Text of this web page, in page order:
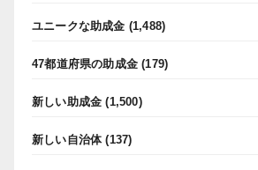
ユニークな助成金 (1,488)
47都道府県の助成金 (179)
新しい助成金 (1,500)
新しい自治体(137)